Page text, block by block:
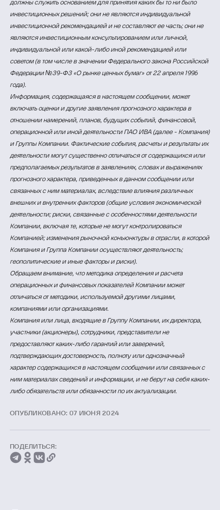
должны служить основанием для принятия каких бы то ни было
инвестиционных решений; они не являются индивидуальной
инвестиционной рекомендацией и не составляют ее часть; они не
являются инвестиционным консультированием или личной,
индивидуальной или какой-либо иной рекомендацией или
советом (в том числе в значении Федерального закона Российской
Федерации №39-ФЗ «О рынке ценных бумаг» от 22 апреля 1996
года).
Информация, содержащаяся в настоящем сообщении, может
включать оценки и другие заявления прогнозного характера в
отношении намерений, планов, будущих событий, финансовой,
операционной или иной деятельности ПАО ИВА (далее - Компания)
и Группы Компании. Фактические события, расчеты и результаты их
деятельности могут существенно отличаться от содержащихся или
предполагаемых результатов в заявлениях, словах и выражениях
прогнозного характера, приведенных в данном сообщении или
связанных с ним материалах, вследствие влияния различных
внешних и внутренних факторов (общие условия экономической
деятельности; риски, связанные с особенностями деятельности
Компании, включая те, которые не могут контролироваться
Компанией; изменения рыночной конъюнктуры в отрасли, в которой
Компания и Группа Компании осуществляют деятельность;
геополитические и иные факторы и риски).
Обращаем внимание, что методика определения и расчета
операционных и финансовых показателей Компании может
отличаться от методики, используемой другими лицами,
компаниями или организациями.
Компания или лица, входящие в Группу Компании, их директора,
участники (акционеры), сотрудники, представители не
предоставляют каких-либо гарантий или заверений,
подтверждающих достоверность, полноту или однозначный
характер содержащихся в настоящем сообщении или связанных с
ним материалах сведений и информации, и не берут на себя каких-
либо обязательств или обязанности по их актуализации.
ОПУБЛИКОВАНО: 07 ИЮНЯ 2024
ПОДЕЛИТЬСЯ: